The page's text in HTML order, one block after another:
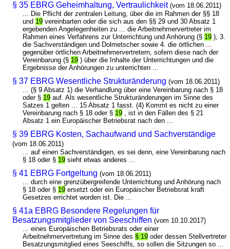
§ 35 EBRG Geheimhaltung, Vertraulichkeit (vom 18.06.2011)
... Die Pflicht der zentralen Leitung, über die im Rahmen der §§ 18
und 19 vereinbarten oder die sich aus den §§ 29 und 30 Absatz 1
ergebenden Angelegenheiten zu ... die Arbeitnehmervertreter im
Rahmen eines Verfahrens zur Unterrichtung und Anhörung (§ 19 ), 3.
die Sachverständigen und Dolmetscher sowie 4. die örtlichen ...
gegenüber örtlichen Arbeitnehmervertretern, sofern diese nach der
Vereinbarung (§ 19 ) über die Inhalte der Unterrichtungen und die
Ergebnisse der Anhörungen zu unterrichten ...
§ 37 EBRG Wesentliche Strukturänderung (vom 18.06.2011)
... (§ 9 Absatz 1) die Verhandlung über eine Vereinbarung nach § 18
oder § 19 auf. Als wesentliche Strukturänderungen im Sinne des
Satzes 1 gelten ... 15 Absatz 1 fasst. (4) Kommt es nicht zu einer
Vereinbarung nach § 18 oder § 19 , ist in den Fällen des § 21
Absatz 1 ein Europäischer Betriebsrat nach den ...
§ 39 EBRG Kosten, Sachaufwand und Sachverständige
(vom 18.06.2011)
... auf einen Sachverständigen, es sei denn, eine Vereinbarung nach
§ 18 oder § 19 sieht etwas anderes ...
§ 41 EBRG Fortgeltung (vom 18.06.2011)
... durch eine grenzübergreifende Unterrichtung und Anhörung nach
§ 18 oder § 19 ersetzt oder ein Europäischer Betriebsrat kraft
Gesetzes errichtet worden ist. Die ...
§ 41a EBRG Besondere Regelungen für
Besatzungsmitglieder von Seeschiffen (vom 10.10.2017)
... eines Europäischen Betriebsrats oder einer
Arbeitnehmervertretung im Sinne des § 19 oder dessen Stellvertreter
Besatzungsmitglied eines Seeschiffs, so sollen die Sitzungen so ...